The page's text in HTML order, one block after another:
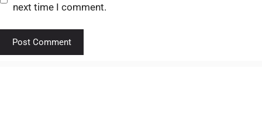
next time I comment.